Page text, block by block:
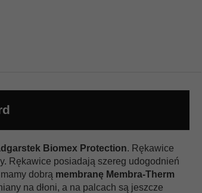
Biomex Protection. Rękawice
Rękawice posiadają szereg udogodnień
dobrą membranę Membra-Therm
na dłoni, a na palcach są jeszcze